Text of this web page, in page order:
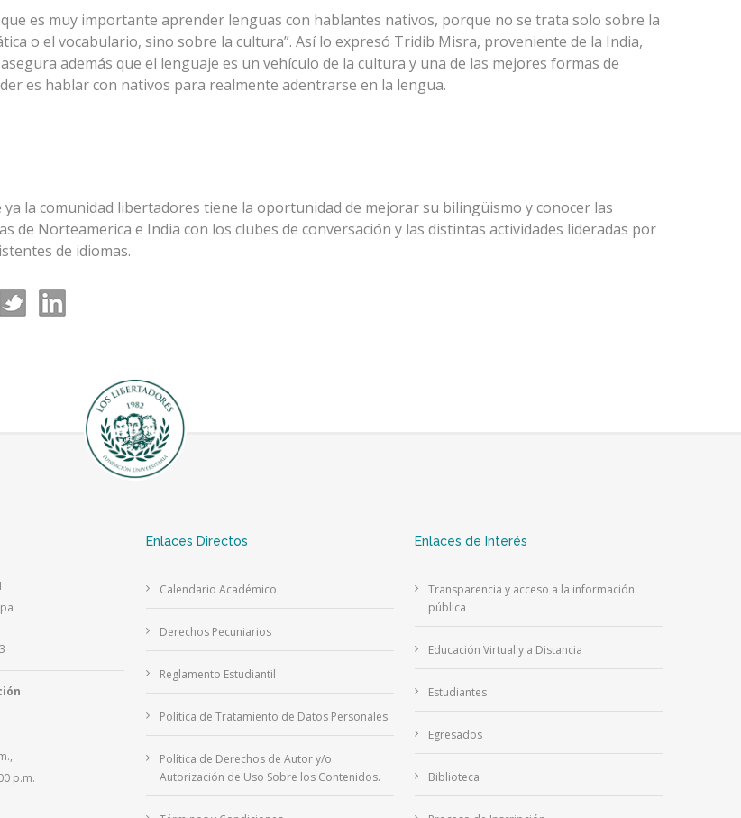
que es muy importante aprender lenguas con hablantes nativos, porque no se trata solo sobre la
o el vocabulario, sino sobre la cultura”. Así lo expresó Tridib Misra, proveniente de la India,
además que el lenguaje es un vehículo de la cultura y una de las mejores formas de
es hablar con nativos para realmente adentrarse en la lengua.
ya la comunidad libertadores tiene la oportunidad de mejorar su bilingüismo y conocer las
de Norteamerica e India con los clubes de conversación y las distintas actividades lideradas por
de idiomas.
p.m.
Enlaces Directos
Calendario Académico
Derechos Pecuniarios
Reglamento Estudiantil
Política de Tratamiento de Datos Personales
Política de Derechos de Autor y/o
Autorización de Uso Sobre los Contenidos.
Enlaces de Interés
Transparencia y acceso a la información
pública
Educación Virtual y a Distancia
Estudiantes
Egresados
Biblioteca